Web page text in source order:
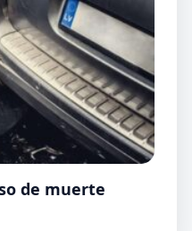
de muerte